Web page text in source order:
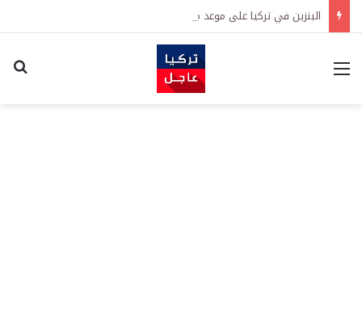
البنزين في تركيا على موعد مع زيادة جديدة.. كم سترتفع الأسعار؟
القائمة